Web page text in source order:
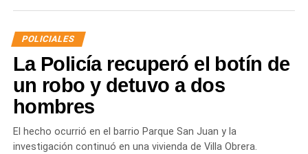
denuncia penal ni recibir asistencia médica y
únicamente solicitó que el joven se retirara del lugar
para evitar que el conflicto continuara.
Ante la persistencia de la conducta agresiva y el
efectivos, el hombre fue demorado con el objetivo de
POLICIALES
La Policía recuperó el botín de
un robo y detuvo a dos
hombres
El hecho ocurrió en el barrio Parque San Juan y la
investigación continuó en una vivienda de Villa Obrera.